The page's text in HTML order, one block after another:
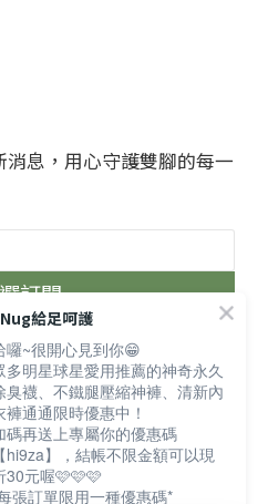
息，用心守護雙腳的每一
訂閱
給足呵護
囉~很開心見到你😁
多明星球星愛用推薦的神奇永久
臭襪、不鐵腿壓縮神褲、清新內
褲通通限時優惠中！
碼再送上專屬你的優惠碼
【hi9za】，結帳不限金額可以現
30元喔🩷🩷🩷
張訂單限用一種優惠碼*